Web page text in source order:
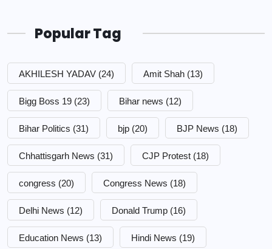
Popular Tag
AKHILESH YADAV (24) Amit Shah (13)
Bigg Boss 19 (23) Bihar news (12)
Bihar Politics (31) bjp (20) BJP News (18)
Chhattisgarh News (31) CJP Protest (18)
congress (20) Congress News (18)
Delhi News (12) Donald Trump (16)
Education News (13) Hindi News (19)